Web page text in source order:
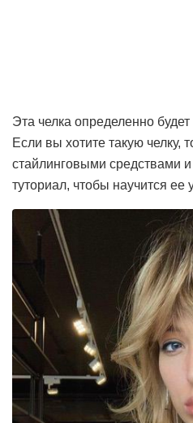
Эта челка определенно
Если вы хотите такую челку,
стайлинговыми средствами и
туториал, чтобы научится ее